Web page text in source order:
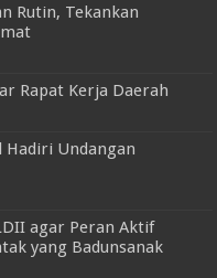
Rutin, Tekankan
Rapat Kerja Daerah
Hadiri Undangan
agar Peran Aktif
yang Badunsanak